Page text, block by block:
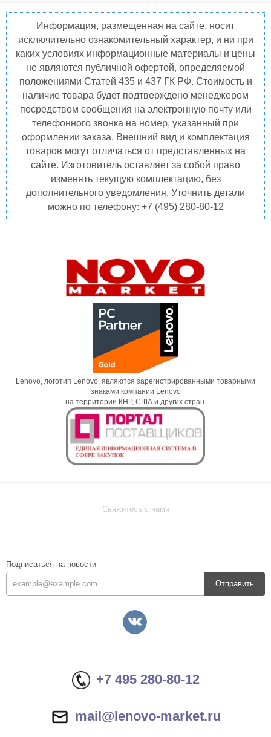
Информация, размещенная на сайте, носит
исключительно ознакомительный характер, и ни при
каких условиях информационные материалы и цены
не являются публичной офертой, определяемой
положениями Статей 435 и 437 ГК РФ. Стоимость и
наличие товара будет подтверждено менеджером
посредством сообщения на электронную почту или
телефонного звонка на номер, указанный при
оформлении заказа. Внешний вид и комплектация
товаров могут отличаться от представленных на
сайте. Изготовитель оставляет за собой право
изменять текущую комплектацию, без
дополнительного уведомления. Уточнить детали
можно по телефону: +7 (495) 280-80-12
Lenovo, логотип Lenovo, являются зарегистрированными товарными
знаками компании Lenovo
на территории КНР, США и других стран.
Свяжитесь с нами
Подписаться на новости
Отправить
+7 495 280-80-12
mail@lenovo-market.ru